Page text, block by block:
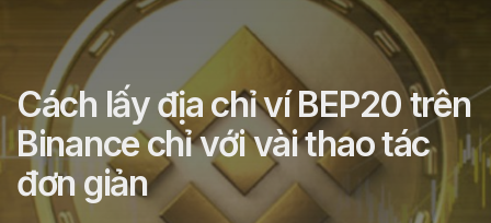
Cách lấy địa chỉ ví BEP20 trên
Binance chỉ với vài thao tác
đơn giản